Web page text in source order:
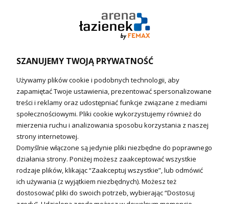
Ogrzewanie podłogowe (główne)
Technika solarna
Fotowoltanika
Sterowniki i regulatory
Nagrzewnice i kurtyny
Kuchnia i Wentylacja
Kuchnia
Zlewozmywaki
SZANUJEMY TWOJĄ PRYWATNOŚĆ
Używamy plików cookie i podobnych technologii, aby
zapamiętać Twoje ustawienia, prezentować spersonalizowane
treści i reklamy oraz udostępniać funkcje związane z mediami
społecznościowymi. Pliki cookie wykorzystujemy również do
mierzenia ruchu i analizowania sposobu korzystania z naszej
strony internetowej.
Domyślnie włączone są jedynie pliki niezbędne do poprawnego
działania strony. Poniżej możesz zaakceptować wszystkie
rodzaje plików, klikając “Zaakceptuj wszystkie”, lub odmówić
ich używania (z wyjątkiem niezbędnych). Możesz też
dostosować pliki do swoich potrzeb, wybierając “Dostosuj